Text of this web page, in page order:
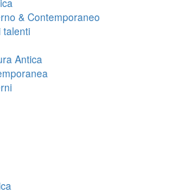
& Contemporaneo
talenti
Antica